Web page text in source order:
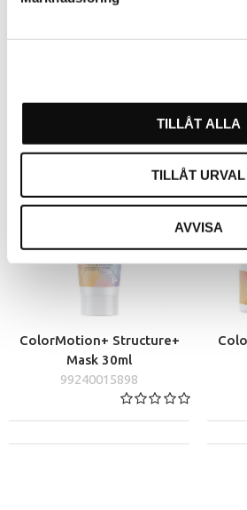
TILLÅT ALLA
TILLÅT URVAL
AVVISA
ColorMotion+ Structure+
Mask 30ml
99240015898